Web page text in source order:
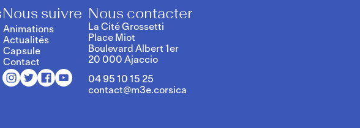
Nous suivre
Animations
Actualités
Capsule
Contact
Nous contacter
La Cité Grossetti
Place Miot
Boulevard Albert 1er
20 000 Ajaccio
04 95 10 15 25
contact@m3e.corsica